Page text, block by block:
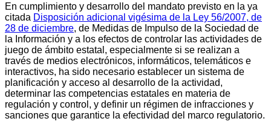
En cumplimiento y desarrollo del mandato previsto en la ya
citada Disposición adicional vigésima de la Ley 56/2007, de
28 de diciembre, de Medidas de Impulso de la Sociedad de
la Información y a los efectos de controlar las actividades de
juego de ámbito estatal, especialmente si se realizan a
través de medios electrónicos, informáticos, telemáticos e
interactivos, ha sido necesario establecer un sistema de
planificación y acceso al desarrollo de la actividad,
determinar las competencias estatales en materia de
regulación y control, y definir un régimen de infracciones y
sanciones que garantice la efectividad del marco regulatorio.